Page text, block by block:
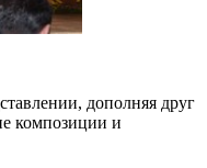
дополняя друг
композиции и